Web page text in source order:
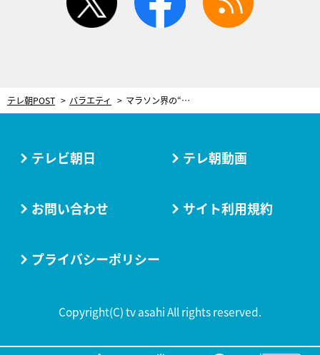
テレ朝POST バラエティ マラソン界の“錦鯉”物語！結婚・出産を経て61歳で世界一になった「超人ランナー」
テレビ朝日 テレ朝動画
お問い合わせ サイト利用規約
プライバシーポリシー
Copyright(C) tv asahi All rights reserved.